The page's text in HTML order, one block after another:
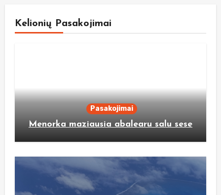
Kelionių Pasakojimai
Pasakojimai
Menorka maziausia abalearu salu sese